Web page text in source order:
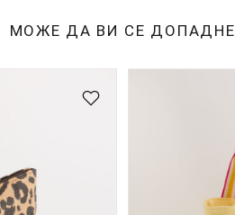
МОЖЕ ДА ВИ СЕ ДОПАДНЕ